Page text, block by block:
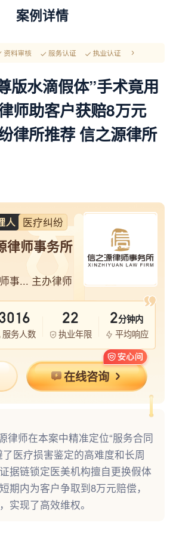
案例详情
版水滴假体”手术竟用
师助客户获赔8万元
律所推荐 信之源律所
医疗纠纷
律师事务所
事... 主办律师
服务人数
22
执业年限
2分钟内
平均响应
在线咨询
律师在本案中精准定位“服务合同
了医疗损害鉴定的高难度和长周
据链锁定医美机构擅自更换假体
期内为客户争取到8万元赔偿，
实现了高效维权。